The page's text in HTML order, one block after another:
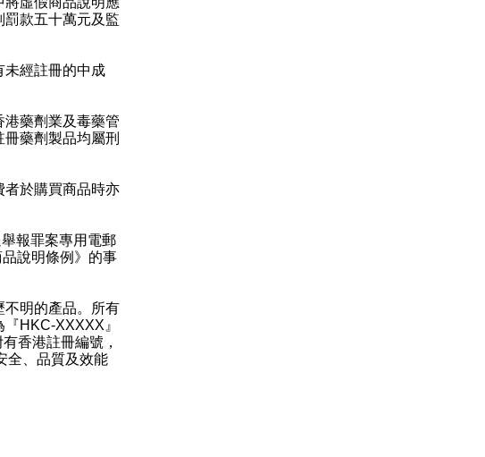
罰款五十萬元及監
經註冊的中成
藥劑業及毒藥管
藥劑製品均屬刑
於購買商品時亦
報罪案專用電郵
說明條例》的事
明的產品。所有
HKC-XXXXX』
香港註冊編號，
全、品質及效能